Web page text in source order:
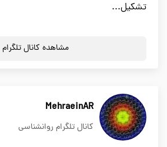
تشکیل...
مشاهده کانال تلگرام
MehraeinAR
کانال تلگرام روانشناسی